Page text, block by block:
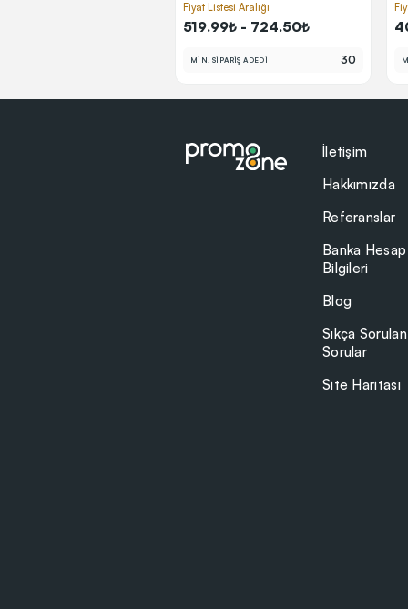
Fiyat Listesi Aralığı
519.99₺ - 724.50₺
MİN. SİPARİŞ ADEDİ 30
İletişim
Hakkımızda
Referanslar
Banka Hesap
Bilgileri
Blog
Sıkça Sorulan
Sorular
Site Haritası